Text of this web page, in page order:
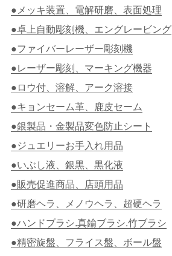
●メッキ装置、電解研磨、表面処理
●卓上自動彫刻機、エングレービング
●ファイバーレーザー彫刻機
●レーザー彫刻、マーキング機器
●ロウ付、溶解、アーク溶接
●キョンセーム革、鹿皮セーム
●銀製品・金製品変色防止シート
●ジュエリーお手入れ用品
●いぶし液、銀黒、黒化液
●販売促進商品、店頭用品
●研磨ヘラ、メノウヘラ、超硬ヘラ
●ハンドブラシ.真鍮ブラシ.竹ブラシ
●精密旋盤、フライス盤、ボール盤